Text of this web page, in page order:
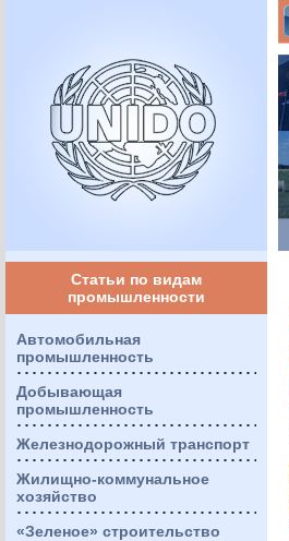
Статьи по видам
промышленности
Автомобильная
промышленность
Добывающая
промышленность
Железнодорожный транспорт
Жилищно-коммунальное
хозяйство
«Зеленое» строительство